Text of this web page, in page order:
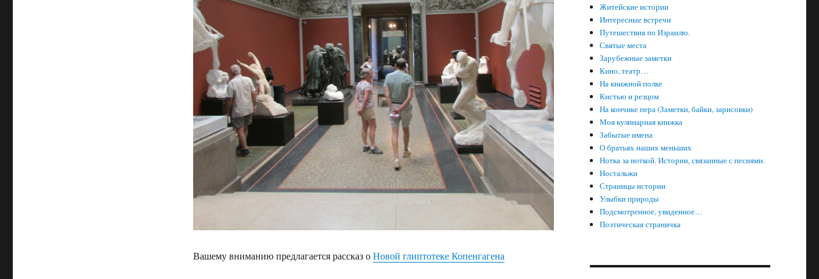
Вашему вниманию предлагается рассказ оНовой глиптотеке Копенгагена
Житейские истории
Интересные встречи
Путешествия по Израилю.
Святые места
Зарубежные заметки
Кино, театр…
На книжной полке
Кистью и резцом
На кончике пера (Заметки, байки, зарисовки)
Моя кулинарная книжка
Забытые имена
О братьях наших меньших
Нотка за ноткой. Истории, связанные с песнями.
Ностальжи
Страницы истории
Улыбки природы
Подсмотренное, увиденное…
Поэтическая страничка